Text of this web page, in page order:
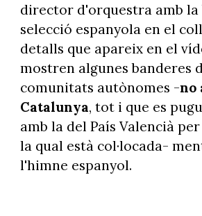
director d'orquestra amb la
selecció espanyola en el
detalls que apareix en el
mostren algunes banderes
comunitats autònomes -no
Catalunya, tot i que es
amb la del País Valencià
la qual està col·locada-
l'himne espanyol.